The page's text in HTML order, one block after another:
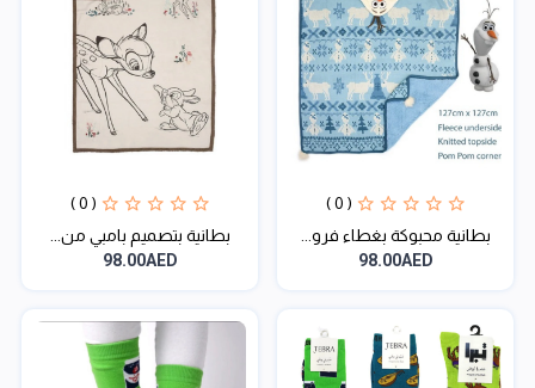
( 0 )
بطانية محبوكة بغطاء فرو...
98.00AED
( 0 )
بطانية بتصميم بامبي من...
98.00AED